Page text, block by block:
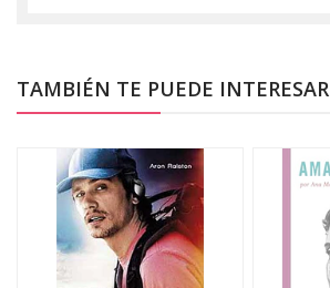
TAMBIÉN TE PUEDE INTERESAR